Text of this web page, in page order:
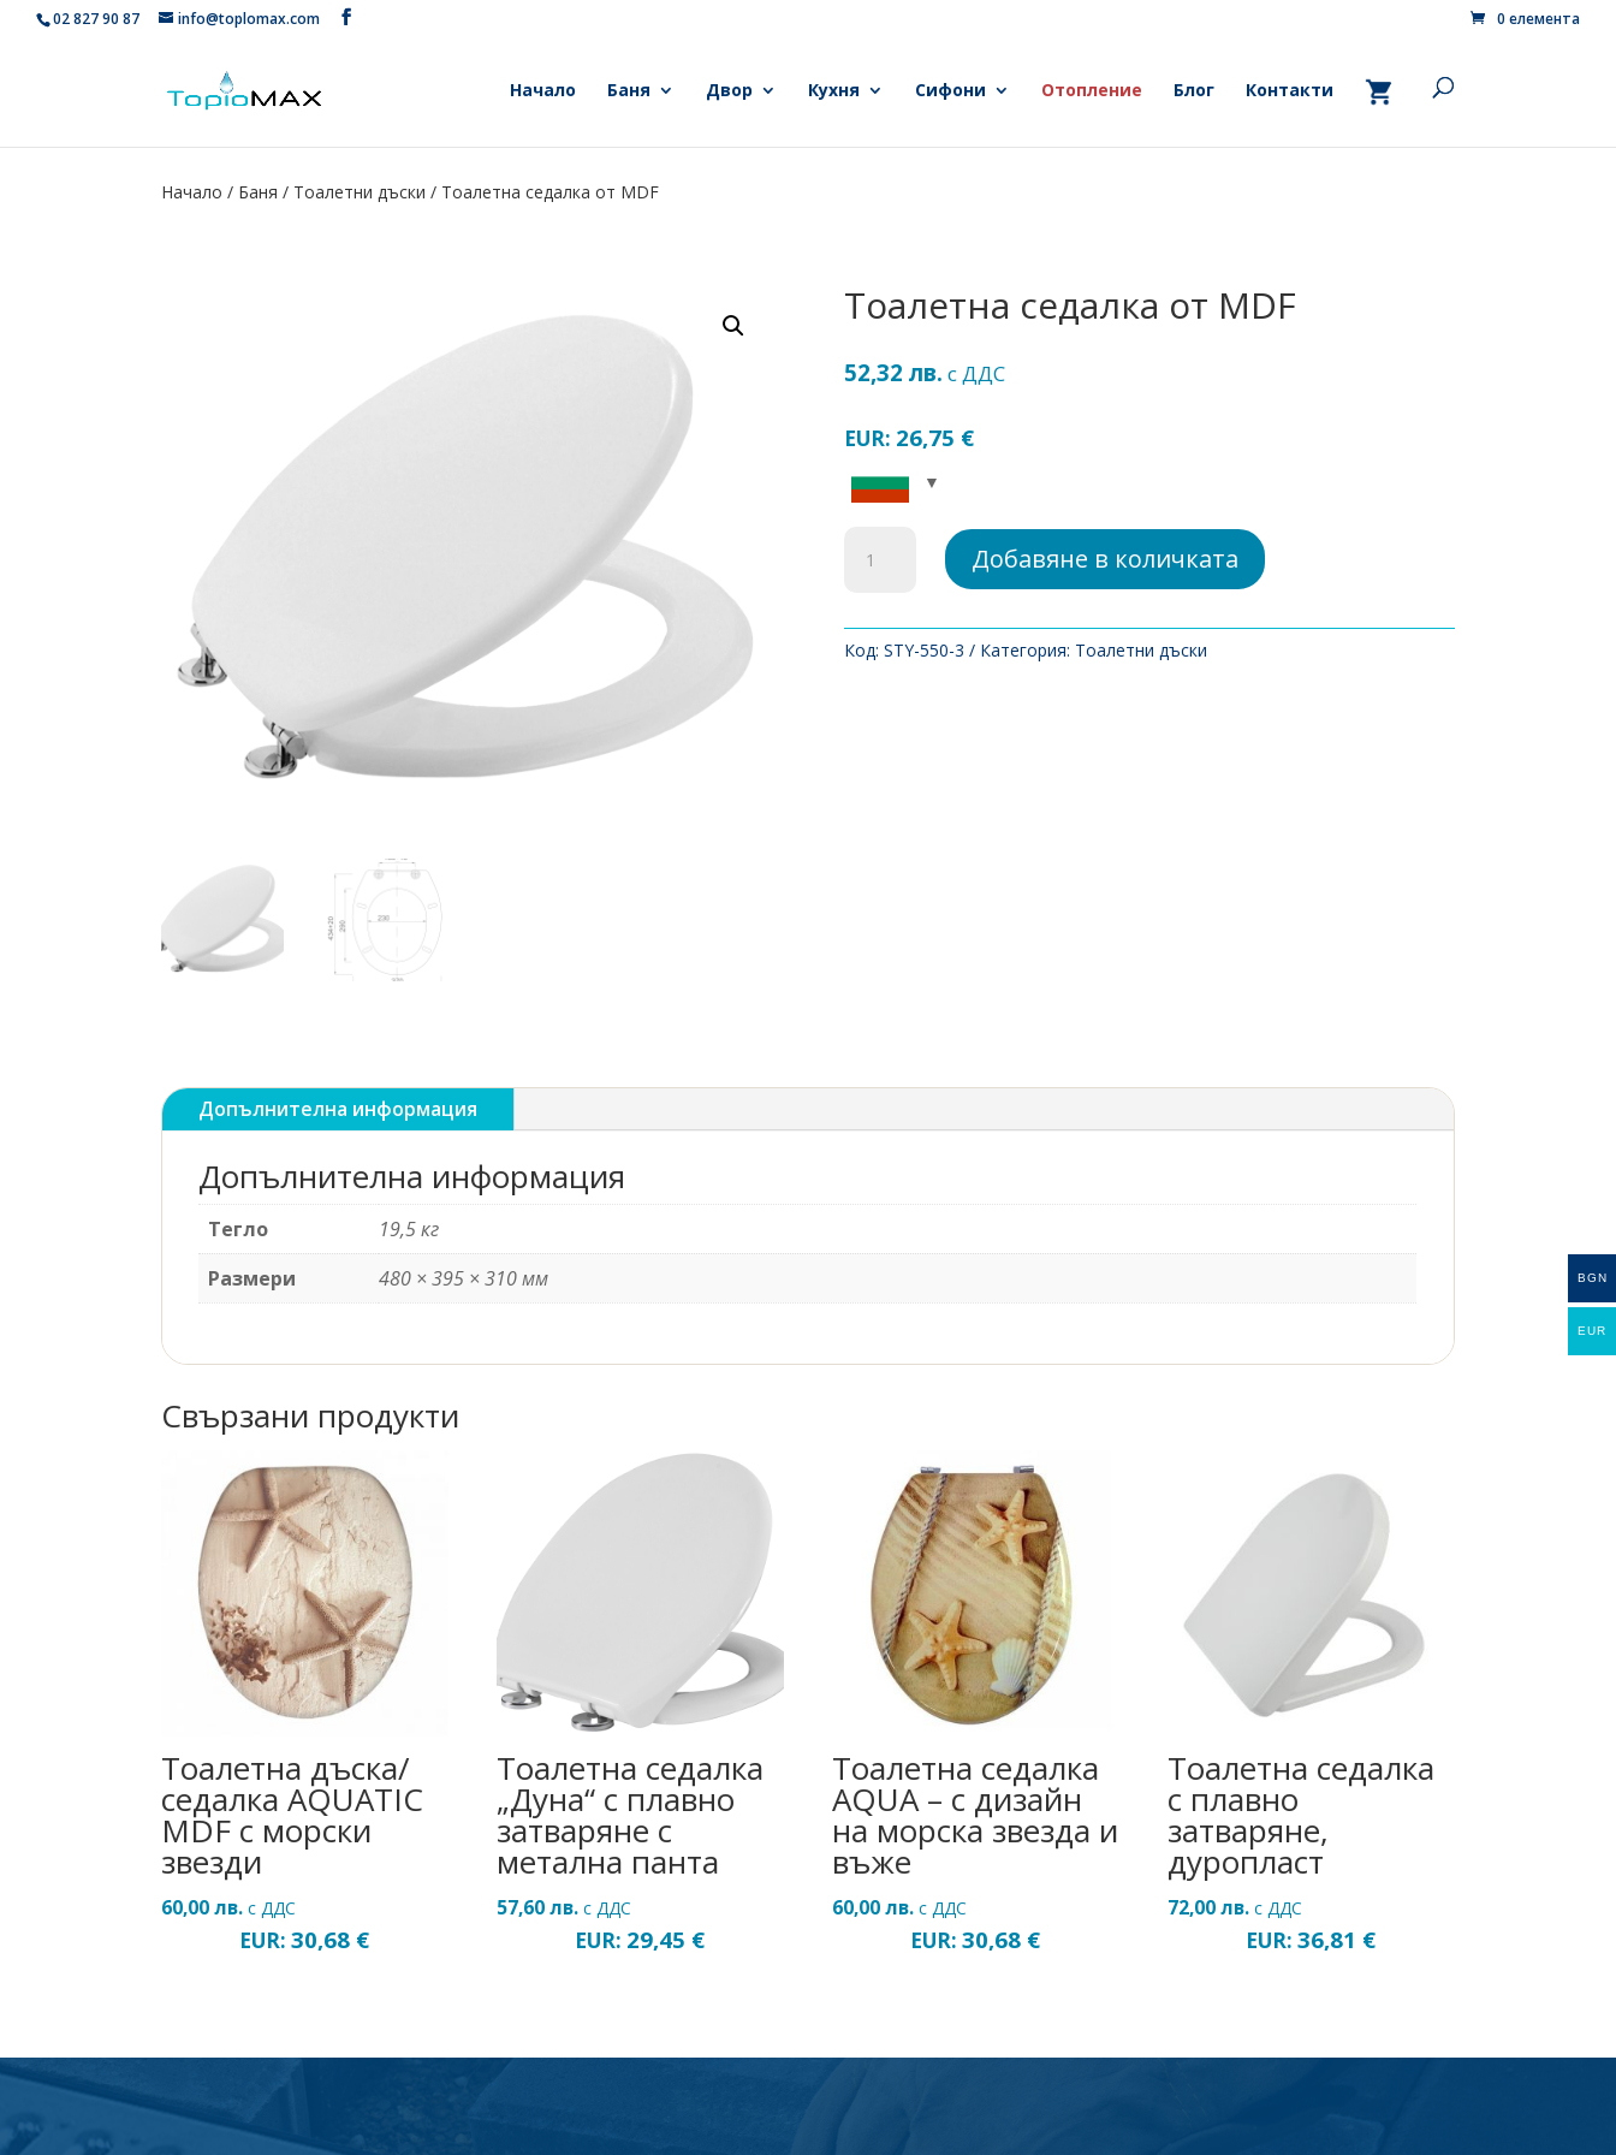
02 827 90 87 info@toplomax.com 0 елемента
Начало Баня Двор Кухня Сифони Отопление Блог Контакти
Начало / Баня / Тоалетни дъски / Тоалетна седалка от MDF
Тоалетна седалка от MDF
52,32 лв. с ДДС
EUR: 26,75 €
от
Добавяне в количката
Код: STY-550-3 Категория: Тоалетни дъски
Допълнителна информация
Допълнителна информация
Тегло
19,5 кг
Размери
480 × 395 × 310 мм
Свързани продукти
Тоалетна дъска/
седалка AQUATIC
MDF с морски
звезди
60,00лв. с ДДС
EUR:30,68 €
Тоалетна седалка
„Дуна“ с плавно
затваряне с
метална панта
57,60лв. с ДДС
EUR: 29,45 €
Тоалетна седалка
AQUA – с дизайн
на морска звезда и
въже
60,00лв. с ДДС
EUR:30,68 €
Тоалетна седалка
с плавно
затваряне,
дуропласт
72,00лв. с ДДС
EUR:36,81 €
BGN
EUR